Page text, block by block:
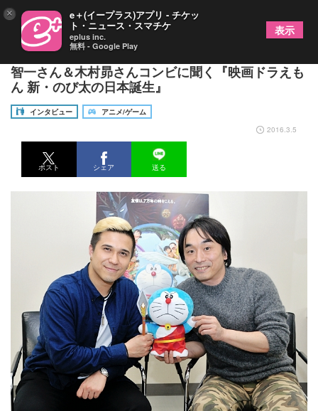
リアルではスネ夫が師匠でジャイアンが弟子!? 関
智一さん＆木村昴さんコンビに聞く『映画ドラえも
ん 新・のび太の日本誕生』
インタビュー
アニメ/ゲーム
2016.3.5
ポスト シェア 送る
× e＋(イープラス)アプリ - チケッ
ト・ニュース・スマチケ
eplus inc.
無料 - Google Play
表示